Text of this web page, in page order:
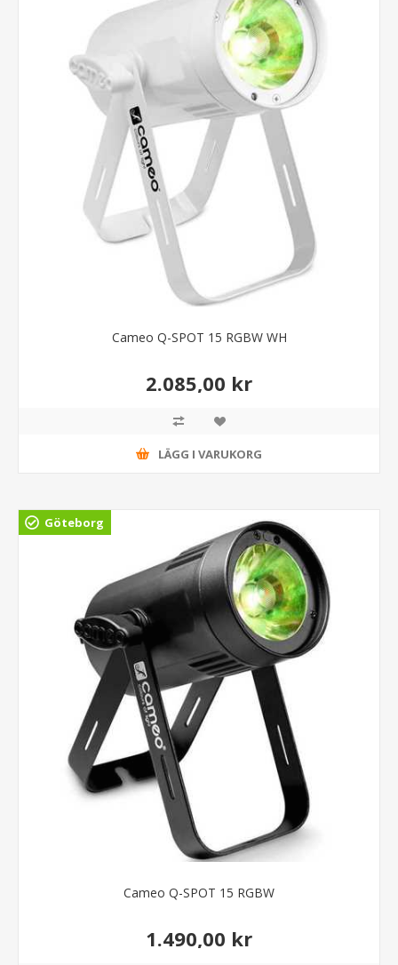
Cameo Q-SPOT 15 RGBW WH
2.085,00 kr
LÄGG I VARUKORG
Göteborg
Cameo Q-SPOT 15 RGBW
1.490,00 kr